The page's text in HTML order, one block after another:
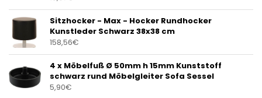
Sitzhocker - Max - Hocker Rundhocker
Kunstleder Schwarz 38x38 cm
158,56€
4 x Möbelfuß Ø 50mm h 15mm Kunststoff
schwarz rund Möbelgleiter Sofa Sessel
5,90€